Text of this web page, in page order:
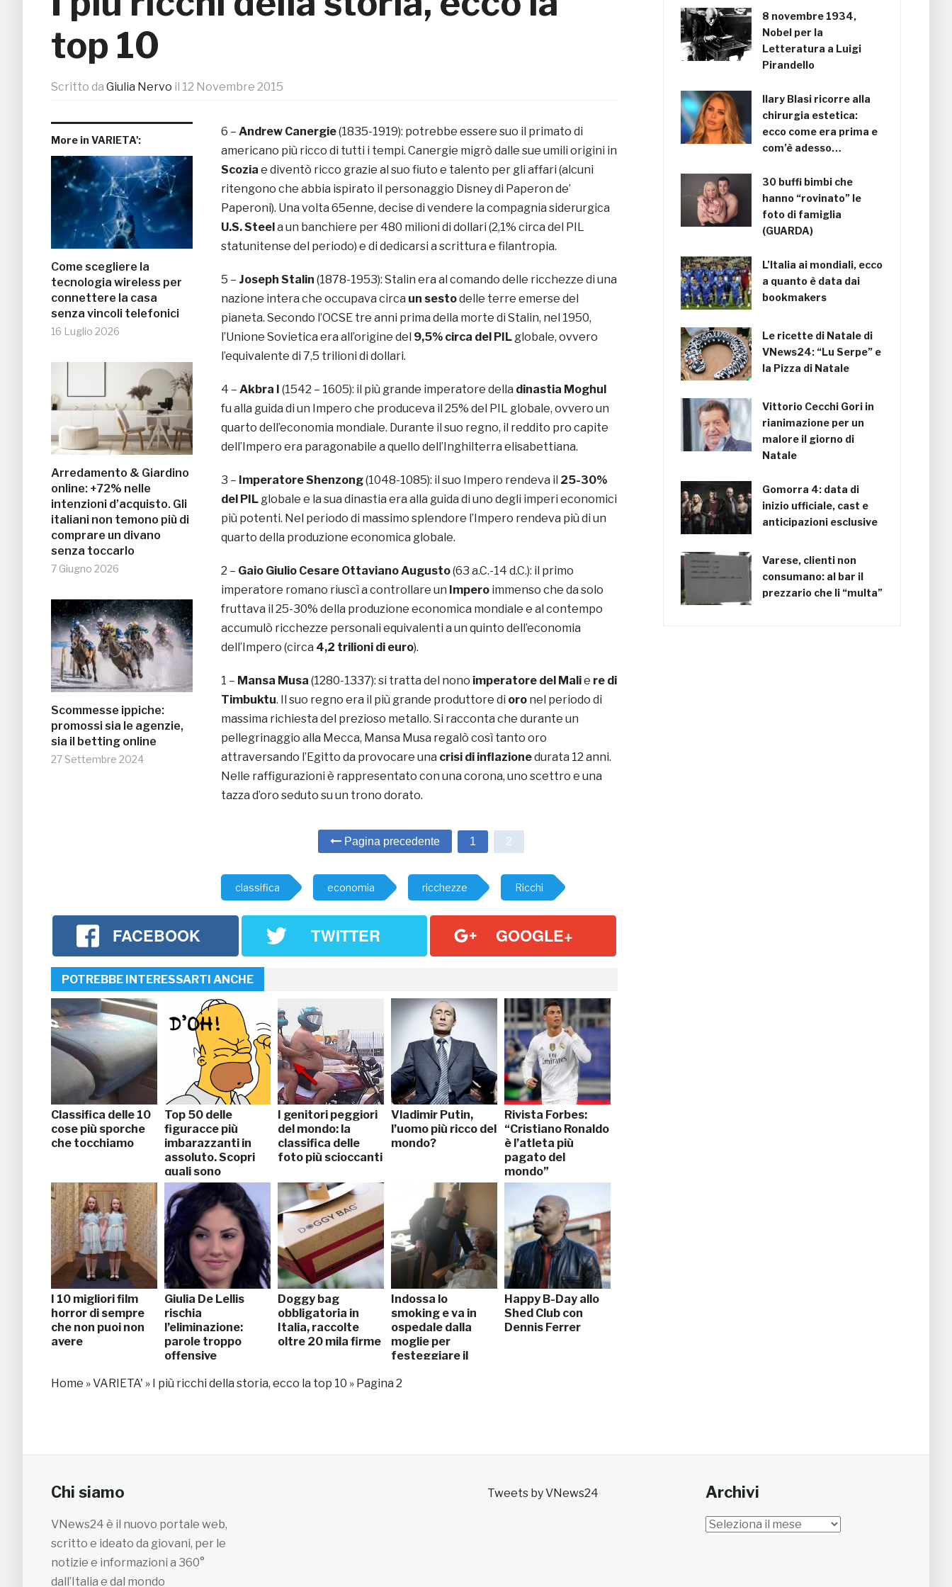
top 10
Scritto da Giulia Nervo il 12 Novembre 2015
More in VARIETA':
Come scegliere la
tecnologia wireless per
connettere la casa
senza vincoli telefonici
16 Luglio 2026
Arredamento & Giardino
online: +72% nelle
intenzioni d’acquisto. Gli
italiani non temono più di
comprare un divano
senza toccarlo
7 Giugno 2026
Scommesse ippiche:
promossi sia le agenzie,
sia il betting online
27 Settembre 2024
6 – Andrew Canergie(1835-1919): potrebbe essere suo il primato di
americano più ricco di tutti i tempi. Canergie migrò dalle sue umili origini in
Scozia e diventò ricco grazie al suo fiuto e talento per gli affari (alcuni
ritengono che abbia ispirato il personaggio Disney di Paperon de’
Paperoni). Una volta 65enne, decise di vendere la compagnia siderurgica
U.S. Steela un banchiere per 480 milioni di dollari (2,1% circa del PIL
statunitense del periodo) e di dedicarsi a scrittura e filantropia.
5 – Joseph Stalin (1878-1953): Stalin era al comando delle ricchezze di una
nazione intera che occupava circa un sestodelle terre emerse del
pianeta. Secondo l’OCSE tre anni prima della morte di Stalin, nel 1950,
l’Unione Sovietica era all’origine del 9,5% circa del PIL globale, ovvero
l’equivalente di 7,5 trilioni di dollari.
4 – Akbra I (1542 – 1605): il più grande imperatore della dinastia Moghul
fu alla guida di un Impero che produceva il 25% del PIL globale, ovvero un
quarto dell’economia mondiale. Durante il suo regno, il reddito pro capite
dell’Impero era paragonabile a quello dell’Inghilterra elisabettiana.
3 – Imperatore Shenzong(1048-1085): il suo Impero rendeva il 25-30%
del PIL globale e la sua dinastia era alla guida di uno degli imperi economici
più potenti. Nel periodo di massimo splendore l’Impero rendeva più di un
quarto della produzione economica globale.
2 – Gaio Giulio Cesare Ottaviano Augusto(63 a.C.-14 d.C.): il primo
imperatore romano riuscì a controllare un Impero immenso che da solo
fruttava il 25-30% della produzione economica mondiale e al contempo
accumulò ricchezze personali equivalenti a un quinto dell’economia
dell’Impero (circa 4,2 trilioni di euro).
1 – Mansa Musa (1280-1337): si tratta del nono imperatore del Malie re di
Timbuktu. Il suo regno era il più grande produttore di oro nel periodo di
massima richiesta del prezioso metallo. Si racconta che durante un
pellegrinaggio alla Mecca, Mansa Musa regalò così tanto oro
attraversando l’Egitto da provocare una crisi di inflazionedurata 12 anni.
Nelle raffigurazioni è rappresentato con una corona, uno scettro e una
tazza d’oro seduto su un trono dorato.
Pagina precedente 1 2
classifica economia ricchezze Ricchi
FACEBOOK TWITTER GOOGLE+
POTREBBE INTERESSARTI ANCHE
Classifica delle 10
cose più sporche
che tocchiamo
Top 50 delle
figuracce più
imbarazzanti in
assoluto. Scopri
quali sono
I genitori peggiori
del mondo: la
classifica delle
foto più scioccanti
Vladimir Putin,
l’uomo più ricco del
mondo?
Rivista Forbes:
“Cristiano Ronaldo
è l’atleta più
pagato del
mondo”
I 10 migliori film
horror di sempre
che non puoi non
avere
Giulia De Lellis
rischia
l’eliminazione:
parole troppo
offensive
Doggy bag
obbligatoria in
Italia, raccolte
oltre 20 mila firme
Indossa lo
smoking e va in
ospedale dalla
moglie per
festeggiare il
anniversario
Happy B-Day allo
Shed Club con
Dennis Ferrer
Home »VARIETA' » I più ricchi della storia, ecco la top 10 » Pagina 2
8 novembre 1934,
Nobel per la
Letteratura a Luigi
Pirandello
Ilary Blasi ricorre alla
chirurgia estetica:
ecco come era prima e
com’è adesso…
30 buffi bimbi che
hanno “rovinato” le
foto di famiglia
(GUARDA)
L’Italia ai mondiali, ecco
a quanto è data dai
bookmakers
Le ricette di Natale di
VNews24: “Lu Serpe” e
la Pizza di Natale
Vittorio Cecchi Gori in
rianimazione per un
malore il giorno di
Natale
Gomorra 4: data di
inizio ufficiale, cast e
anticipazioni esclusive
Varese, clienti non
consumano: al bar il
prezzario che li “multa”
Chi siamo
VNews24 è il nuovo portale web,
scritto e ideato da giovani, per le
notizie e informazioni a 360°
dall’Italia e dal mondo
Tweets by VNews24 Archivi
Archivi